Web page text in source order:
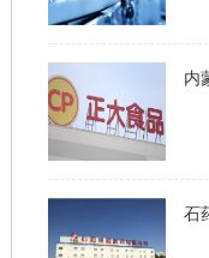
内
石